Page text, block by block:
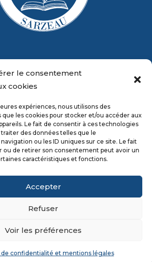
le consentement
cookies
expériences, nous utilisons des
les cookies pour stocker et/ou accéder aux
Le fait de consentir à ces technologies
des données telles que le
ou les ID uniques sur ce site. Le fait
ou de retirer son consentement peut avoir un
caractéristiques et fonctions.
Accepter
Refuser
Voir les préférences
confidentialité et mentions légales
: 02 97 41 85 98
anne.sarzeau@orange.fr
Catholique du Morbihan